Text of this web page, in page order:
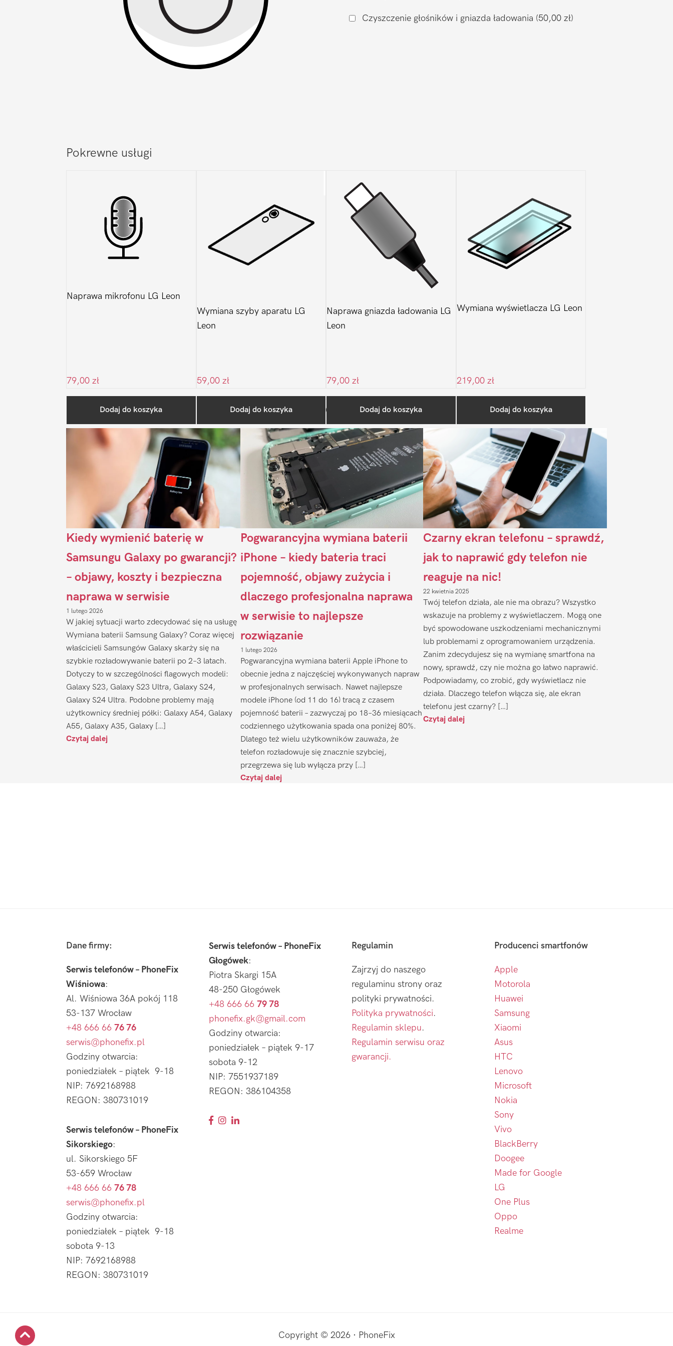
Czyszczenie głośników i gniazda ładowania (50,00 zł)
Pokrewne usługi
Naprawa mikrofonu LG Leon
79,00 zł
Dodaj do koszyka
Wymiana szyby aparatu LG
Leon
59,00 zł
Dodaj do koszyka
Naprawa gniazda ładowania LG
Leon
79,00 zł
Dodaj do koszyka
Wymiana wyświetlacza LG Leon
219,00 zł
Dodaj do koszyka
Pierwszy
Sidebar
Ostatnio na blogu
Kiedy wymienić baterię w
Samsungu Galaxy po gwarancji?
– objawy, koszty i bezpieczna
naprawa w serwisie
1 lutego 2026
W jakiej sytuacji warto zdecydować się na usługę
Wymiana baterii Samsung Galaxy? Coraz więcej
właścicieli Samsungów Galaxy skarży się na
szybkie rozładowywanie baterii po 2–3 latach.
Dotyczy to w szczególności flagowych modeli:
Galaxy S23, Galaxy S23 Ultra, Galaxy S24,
Galaxy S24 Ultra. Podobne problemy mają
użytkownicy średniej półki: Galaxy A54, Galaxy
A55, Galaxy A35, Galaxy […]
Czytaj dalej
Pogwarancyjna wymiana baterii
iPhone – kiedy bateria traci
pojemność, objawy zużycia i
dlaczego profesjonalna naprawa
w serwisie to najlepsze
rozwiązanie
1 lutego 2026
Pogwarancyjna wymiana baterii Apple iPhone to
obecnie jedna z najczęściej wykonywanych napraw
w profesjonalnych serwisach. Nawet najlepsze
modele iPhone (od 11 do 16) tracą z czasem
pojemność baterii – zazwyczaj po 18–36 miesiącach
codziennego użytkowania spada ona poniżej 80%.
Dlatego też wielu użytkowników zauważa, że
telefon rozładowuje się znacznie szybciej,
przegrzewa się lub wyłącza przy […]
Czytaj dalej
Czarny ekran telefonu – sprawdź,
jak to naprawić gdy telefon nie
reaguje na nic!
22 kwietnia 2025
Twój telefon działa, ale nie ma obrazu? Wszystko
wskazuje na problemy z wyświetlaczem. Mogą one
być spowodowane uszkodzeniami mechanicznymi
lub problemami z oprogramowaniem urządzenia.
Zanim zdecydujesz się na wymianę smartfona na
nowy, sprawdź, czy nie można go łatwo naprawić.
Podpowiadamy, co zrobić, gdy wyświetlacz nie
działa. Dlaczego telefon włącza się, ale ekran
telefonu jest czarny? […]
Czytaj dalej
Dane firmy:
Serwis telefonów – PhoneFix
Wiśniowa:
Al. Wiśniowa 36A pokój 118
53-137 Wrocław
+48 666 66 76 76
serwis@phonefix.pl
Godziny otwarcia:
poniedziałek – piątek 9-18
NIP: 7692168988
REGON: 380731019
Serwis telefonów – PhoneFix
Sikorskiego:
ul. Sikorskiego 5F
53-659 Wrocław
+48 666 66 76 78
serwis@phonefix.pl
Godziny otwarcia:
poniedziałek – piątek 9-18
sobota 9-13
NIP: 7692168988
REGON: 380731019
Serwis telefonów – PhoneFix
Głogówek:
Piotra Skargi 15A
48-250 Głogówek
+48 666 66 79 78
phonefix.gk@gmail.com
Godziny otwarcia:
poniedziałek – piątek 9-17
sobota 9-12
NIP: 7551937189
REGON: 386104358
Regulamin
Zajrzyj do naszego
regulaminu strony oraz
polityki prywatności.
Polityka prywatności.
Regulamin sklepu.
Regulamin serwisu oraz
gwarancji.
Producenci smartfonów
Apple
Motorola
Huawei
Samsung
Xiaomi
Asus
HTC
Lenovo
Microsoft
Nokia
Sony
Vivo
BlackBerry
Doogee
Made for Google
LG
One Plus
Oppo
Realme
Copyright © 2026 · PhoneFix